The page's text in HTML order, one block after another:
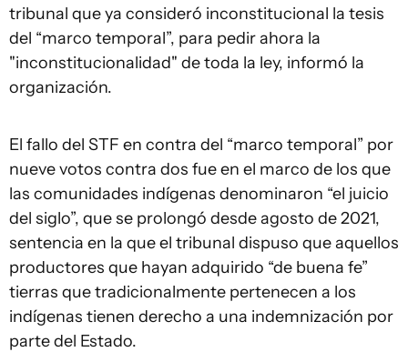
tribunal que ya consideró inconstitucional la tesis
del “marco temporal”, para pedir ahora la
"inconstitucionalidad" de toda la ley, informó la
organización.
El fallo del STF en contra del “marco temporal” por
nueve votos contra dos fue en el marco de los que
las comunidades indígenas denominaron “el juicio
del siglo”, que se prolongó desde agosto de 2021,
sentencia en la que el tribunal dispuso que aquellos
productores que hayan adquirido “de buena fe”
tierras que tradicionalmente pertenecen a los
indígenas tienen derecho a una indemnización por
parte del Estado.